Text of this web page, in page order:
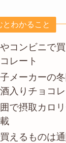
とわかること
コンビニで
レート
メーカーの
入りチョコ
で摂取カロ
えるものは